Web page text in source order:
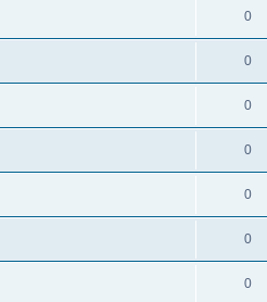
0
0
0
0
0
0
0